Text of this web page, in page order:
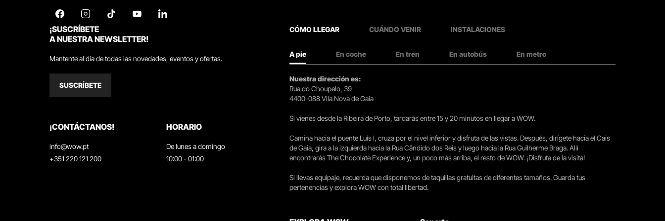
¡SUSCRÍBETE
A NUESTRA NEWSLETTER!
Mantente al día de todas las novedades, eventos y ofertas.
SUSCRÍBETE
¡CONTÁCTANOS!
info@wow.pt
+351 220 121 200
HORARIO
De lunes a domingo
10:00 - 01:00
CÓMO LLEGAR CUÁNDO VENIR INSTALACIONES
A pie En coche En tren En autobús En metro
Nuestra dirección es:
Rua do Choupelo, 39
4400-088 Vila Nova de Gaia
Si vienes desde la Ribeira de Porto, tardarás entre 15 y 20 minutos en llegar a WOW.
Camina hacia el puente Luís I, cruza por el nivel inferior y disfruta de las vistas. Después, dirígete hacia el Cais
de Gaia, gira a la izquierda hacia la Rua Cândido dos Reis y luego hacia la Rua Guilherme Braga. Allí
encontrarás The Chocolate Experience y, un poco más arriba, el resto de WOW. ¡Disfruta de la visita!
Si llevas equipaje, recuerda que disponemos de taquillas gratuitas de diferentes tamaños. Guarda tus
pertenencias y explora WOW con total libertad.